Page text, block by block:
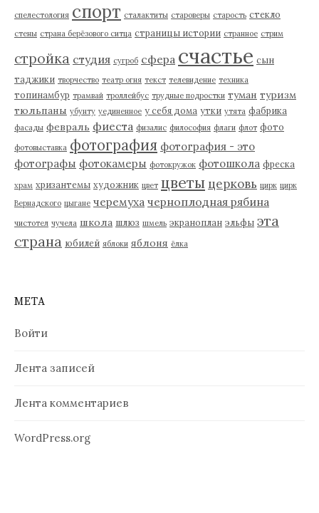
спелестология спорт сталактиты староверы старость стекло
стены страна берёзового ситца страницы истории странное стрим
стройка студия сугроб сфера счастье сын
таджики творчество театр огня текст телевидение техника
топинамбур трамвай троллейбус трудные подростки туман туризм
тюльпаны убунту уединенное у себя дома утки утята фабрика
фасады февраль фиеста физалис философия флаги флот фото
фотовыставка фотография фотография - это
фотографы фотокамеры фотокружок фотошкола фреска
храм хризантемы художник цвет цветы церковь цирк цирк
Вернадского цыгане черемуха черноплодная рябина
чистотел чучела школа шлюз шмель экраноплан эльфы эта
страна юбилей яблоки яблоня ёлка
МЕТА
Войти
Лента записей
Лента комментариев
WordPress.org